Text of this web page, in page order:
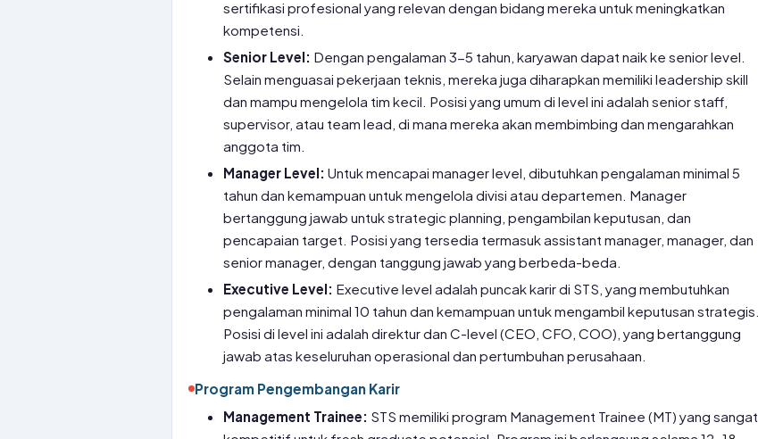
sertifikasi profesional yang relevan dengan bidang mereka untuk meningkatkan
kompetensi.
Senior Level: Dengan pengalaman 3-5 tahun, karyawan dapat naik ke senior level.
Selain menguasai pekerjaan teknis, mereka juga diharapkan memiliki leadership skill
dan mampu mengelola tim kecil. Posisi yang umum di level ini adalah senior staff,
supervisor, atau team lead, di mana mereka akan membimbing dan mengarahkan
anggota tim.
Manager Level: Untuk mencapai manager level, dibutuhkan pengalaman minimal 5
tahun dan kemampuan untuk mengelola divisi atau departemen. Manager
bertanggung jawab untuk strategic planning, pengambilan keputusan, dan
pencapaian target. Posisi yang tersedia termasuk assistant manager, manager, dan
senior manager, dengan tanggung jawab yang berbeda-beda.
Executive Level: Executive level adalah puncak karir di STS, yang membutuhkan
pengalaman minimal 10 tahun dan kemampuan untuk mengambil keputusan strategis.
Posisi di level ini adalah direktur dan C-level (CEO, CFO, COO), yang bertanggung
jawab atas keseluruhan operasional dan pertumbuhan perusahaan.
Program Pengembangan Karir
Management Trainee: STS memiliki program Management Trainee (MT) yang sangat